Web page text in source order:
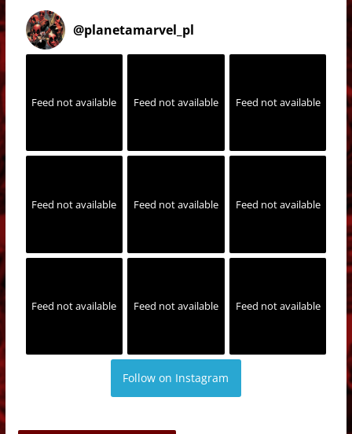
@planetamarvel_pl
Feed not available Feed not available Feed not available
Feed not available Feed not available Feed not available
Feed not available Feed not available Feed not available
Follow on Instagram